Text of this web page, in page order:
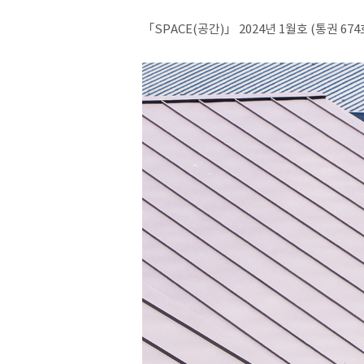
「SPACE(공간)」 2024년 1월호 (통권